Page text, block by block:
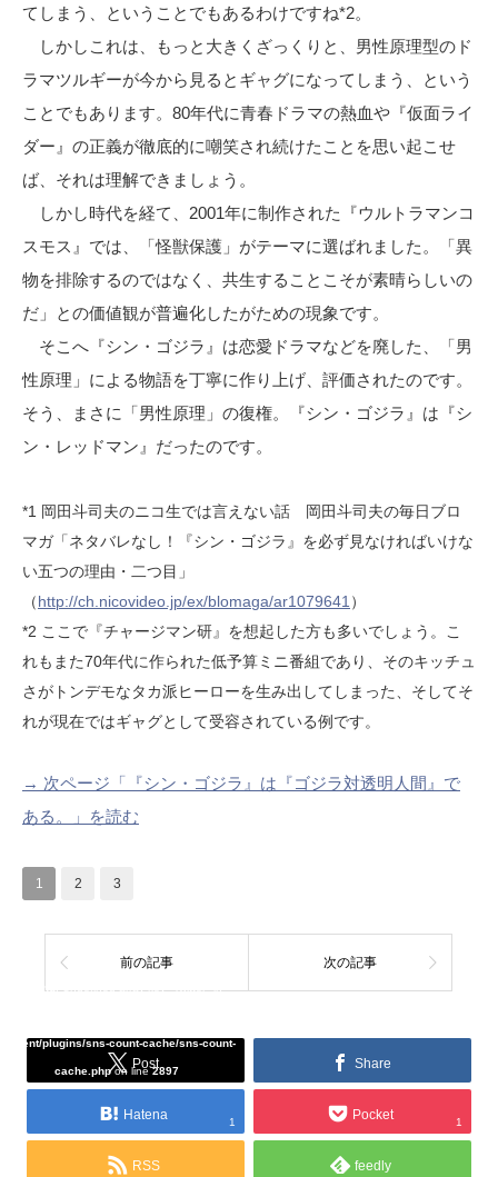
てしまう、ということでもあるわけですね*2。
しかしこれは、もっと大きくざっくりと、男性原理型のド
ラマツルギーが今から見るとギャグになってしまう、という
ことでもあります。80年代に青春ドラマの熱血や『仮面ライ
ダー』の正義が徹底的に嘲笑され続けたことを思い起こせ
ば、それは理解できましょう。
しかし時代を経て、2001年に制作された『ウルトラマンコ
スモス』では、「怪獣保護」がテーマに選ばれました。「異
物を排除するのではなく、共生することこそが素晴らしいの
だ」との価値観が普遍化したがための現象です。
そこへ『シン・ゴジラ』は恋愛ドラマなどを廃した、「男
性原理」による物語を丁寧に作り上げ、評価されたのです。
そう、まさに「男性原理」の復権。『シン・ゴジラ』は『シ
ン・レッドマン』だったのです。
*1 岡田斗司夫のニコ生では言えない話 岡田斗司夫の毎日ブロ
マガ「ネタバレなし！『シン・ゴジラ』を必ず見なければいけな
い五つの理由・二つ目」
（ http://ch.nicovideo.jp/ex/blomaga/ar1079641 ）
*2 ここで『チャージマン研』を想起した方も多いでしょう。こ
れもまた70年代に作られた低予算ミニ番組であり、そのキッチュ
さがトンデモなタカ派ヒーローを生み出してしまった、そしてそ
れが現在ではギャグとして受容されている例です。
→ 次ページ「『シン・ゴジラ』は『ゴジラ対透明人間』で
ある。」を読む
1 2 3
前の記事 次の記事
Post
plugins/sns-count-cache/sns-count-
cache.phpon line2897 Share
Hatena 1 Pocket 1
RSS feedly